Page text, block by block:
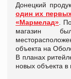
Донецкий
один их
«Мармелад» .
магазин
объекта на
В планах
новых объекта в